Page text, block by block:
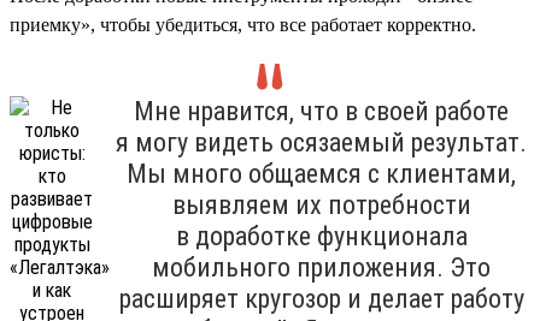
приемку», чтобы убедиться, что все работает корректно.
Мне нравится, что в своей работе
я могу видеть осязаемый результат.
Мы много общаемся с клиентами,
выявляем их потребности
в доработке функционала
мобильного приложения. Это
расширяет кругозор и делает работу